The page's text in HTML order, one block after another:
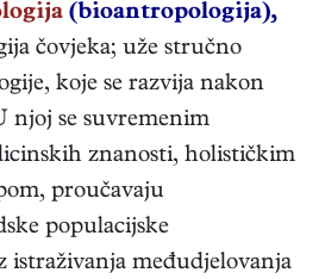
(bioantropologija),
čovjeka; uže stručno
koje se razvija nakon
njoj se suvremenim
znanosti, holističkim
proučavaju
populacijske
istraživanja međudjelovanja